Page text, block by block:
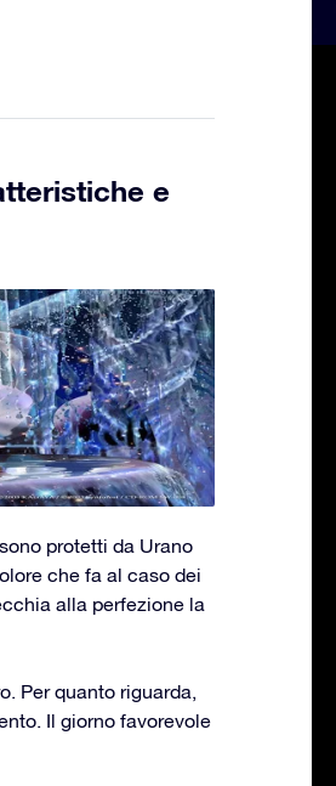
e
protetti da Urano
che fa al caso dei
alla perfezione la
Per quanto riguarda,
Il giorno favorevole